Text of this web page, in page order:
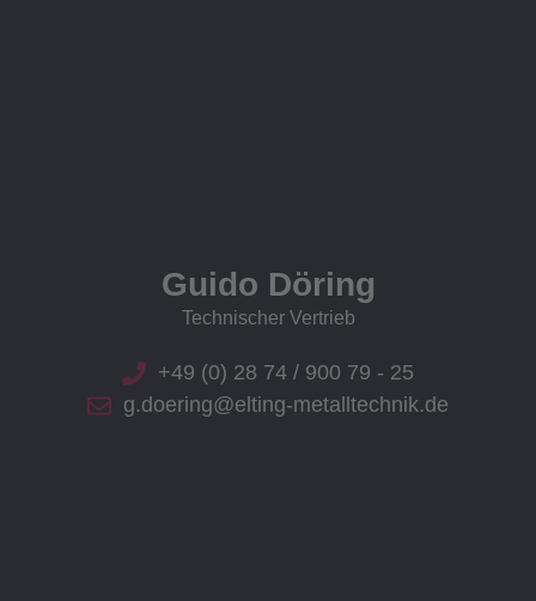
Guido Döring
Technischer Vertrieb
+49 (0) 28 74 / 900 79 - 25
g.doering@elting-metalltechnik.de